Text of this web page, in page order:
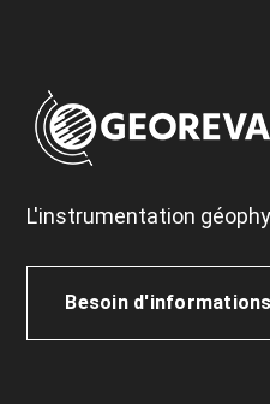
L'instrumentation
Besoin